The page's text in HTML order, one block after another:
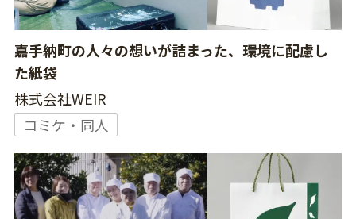
嘉手納町の人々の想いが詰まった、環境に配慮し
た紙袋
株式会社WEIR
コミケ・同人